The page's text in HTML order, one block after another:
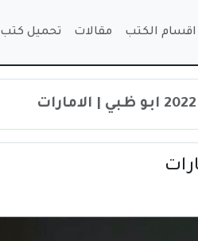
اقسام الكتب مقالات تحميل كتب PDF